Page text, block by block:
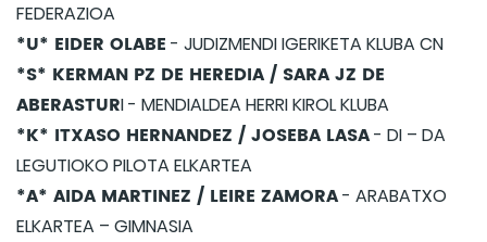
FEDERAZIOA
*U* EIDER OLABE - JUDIZMENDI IGERIKETA KLUBA CN
*S* KERMAN PZ DE HEREDIA / SARA JZ DE
ABERASTURI - MENDIALDEA HERRI KIROL KLUBA
*K* ITXASO HERNANDEZ / JOSEBA LASA- DI – DA
LEGUTIOKO PILOTA ELKARTEA
*A* AIDA MARTINEZ / LEIRE ZAMORA- ARABATXO
ELKARTEA – GIMNASIA